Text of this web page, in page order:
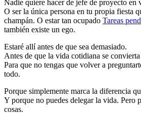
Nadie quiere hacer de jefe de proyecto en
O ser la única persona en tu propia fiesta
champán. O estar tan ocupado Tareas
también existe un ego.
Estaré allí antes de que sea demasiado.
Antes de que la vida cotidiana se convierta
Para que no tengas que volver a
todo.
Porque simplemente marca la diferencia
Y porque no puedes delegar la vida. Pero
cosas.